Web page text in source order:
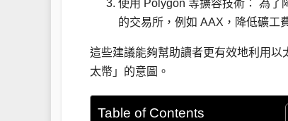
使用 Polygon 等擴容技術： 為了
的交易所，例如 AAX，降低礦工
這些建議能夠幫助讀者更有效地利用
太幣」的意圖。
Table of Contents